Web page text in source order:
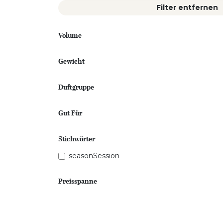
Filter entfernen
Volume
Gewicht
Duftgruppe
Gut Für
Stichwörter
seasonSession
Preisspanne